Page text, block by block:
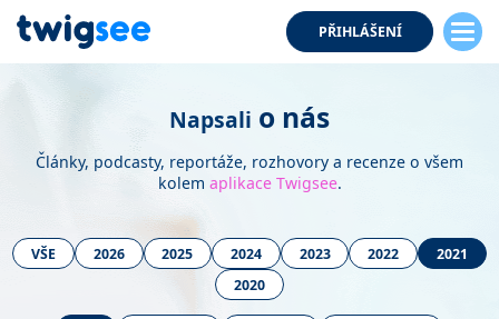
PŘIHLÁŠENÍ
Napsali o nás
Články, podcasty, reportáže, rozhovory a recenze o všem
kolem aplikace Twigsee.
VŠE 2026 2025 2024 2023 2022
2021
2020